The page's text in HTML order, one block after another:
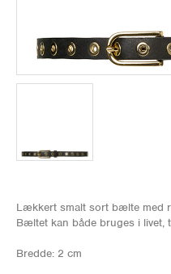
Lækkert smalt sort bælte med
Bæltet kan både bruges i livet,
Bredde: 2 cm